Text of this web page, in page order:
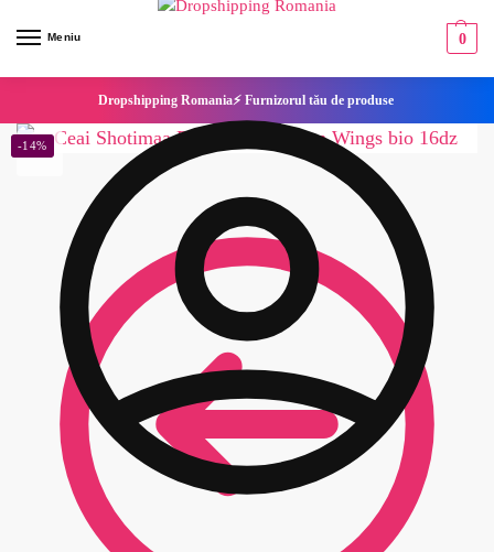
Meniu 0
Dropshipping Romania⚡ Furnizorul tău de produse
-14%